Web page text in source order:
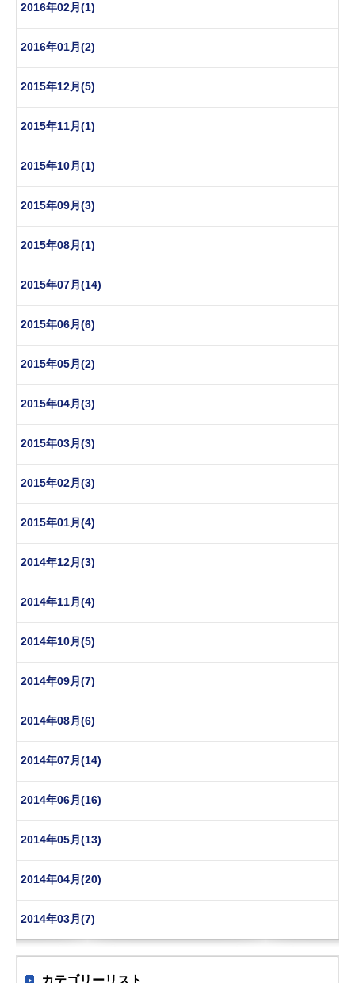
2016年02月(1)
2016年01月(2)
2015年12月(5)
2015年11月(1)
2015年10月(1)
2015年09月(3)
2015年08月(1)
2015年07月(14)
2015年06月(6)
2015年05月(2)
2015年04月(3)
2015年03月(3)
2015年02月(3)
2015年01月(4)
2014年12月(3)
2014年11月(4)
2014年10月(5)
2014年09月(7)
2014年08月(6)
2014年07月(14)
2014年06月(16)
2014年05月(13)
2014年04月(20)
2014年03月(7)